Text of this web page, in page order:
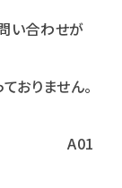
い合わせが
おりません。
A01